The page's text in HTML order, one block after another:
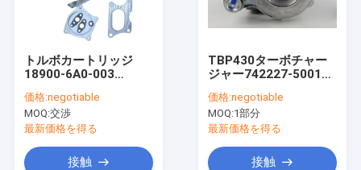
工場旅行
ニュース
トルボカートリッジ
18900-6A0-003
F45CET-S0018G
VA400018 VB400018
トルボチャージャーコ
価格:negotiable
MOQ:交渉
最新価格を得る
接触
TBP430ターボチャー
ジャー742227-5001S
ンジンを搭載する
479031-0003
241003301A
3301A
価格:negotiable
MOQ:1部分
最新価格を得る
接触